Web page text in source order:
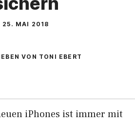
25. MAI 2018
VON TONI EBERT
iPhones ist immer mit